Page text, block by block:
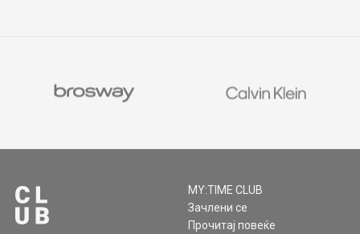
MY:TIME CLUB
Зачлени се
Прочитај повеќе